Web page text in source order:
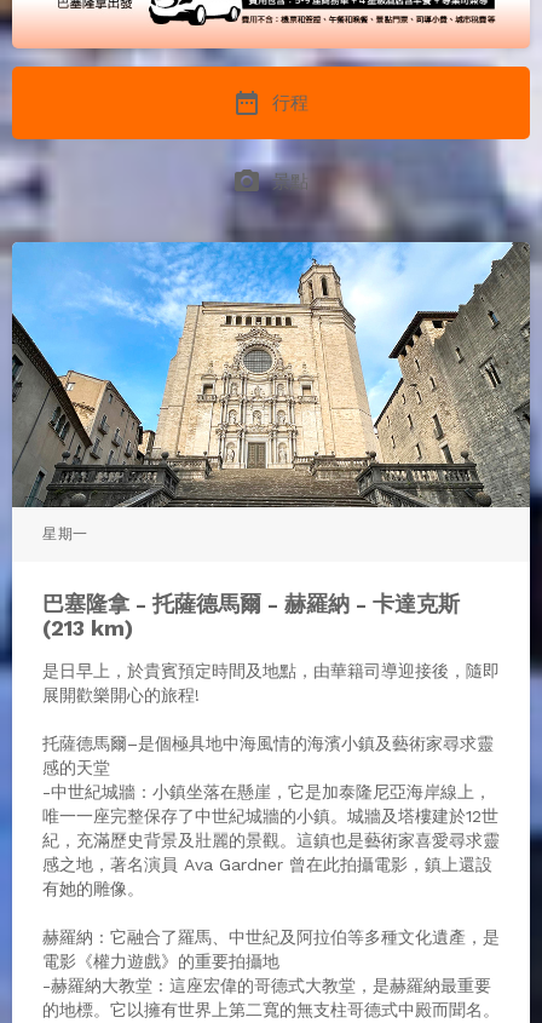
date_range 行程
photo_camera景點
星期一
巴塞隆拿 - 托薩德馬爾 - 赫羅納 - 卡達克斯
(213 km)
是日早上，於貴賓預定時間及地點，由華籍司導迎接後，隨即
展開歡樂開心的旅程!
托薩德馬爾–是個極具地中海風情的海濱小鎮及藝術家尋求靈
感的天堂
-中世紀城牆：小鎮坐落在懸崖，它是加泰隆尼亞海岸線上，
唯一一座完整保存了中世紀城牆的小鎮。城牆及塔樓建於12世
紀，充滿歷史背景及壯麗的景觀。這鎮也是藝術家喜愛尋求靈
感之地，著名演員 Ava Gardner 曾在此拍攝電影，鎮上還設
有她的雕像。
赫羅納 : 它融合了羅馬、中世紀及阿拉伯等多種文化遺產，是
電影《權力遊戲》的重要拍攝地
-赫羅納大教堂 : 這座宏偉的哥德式大教堂，是赫羅納最重要
的地標。它以擁有世界上第二寬的無支柱哥德式中殿而聞名。